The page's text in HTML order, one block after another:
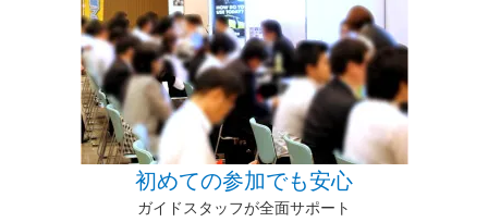
初めての参加でも安心
ガイドスタッフが全面サポート